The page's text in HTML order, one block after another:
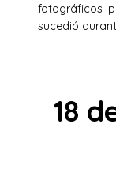
fotográficos
sucedió
18